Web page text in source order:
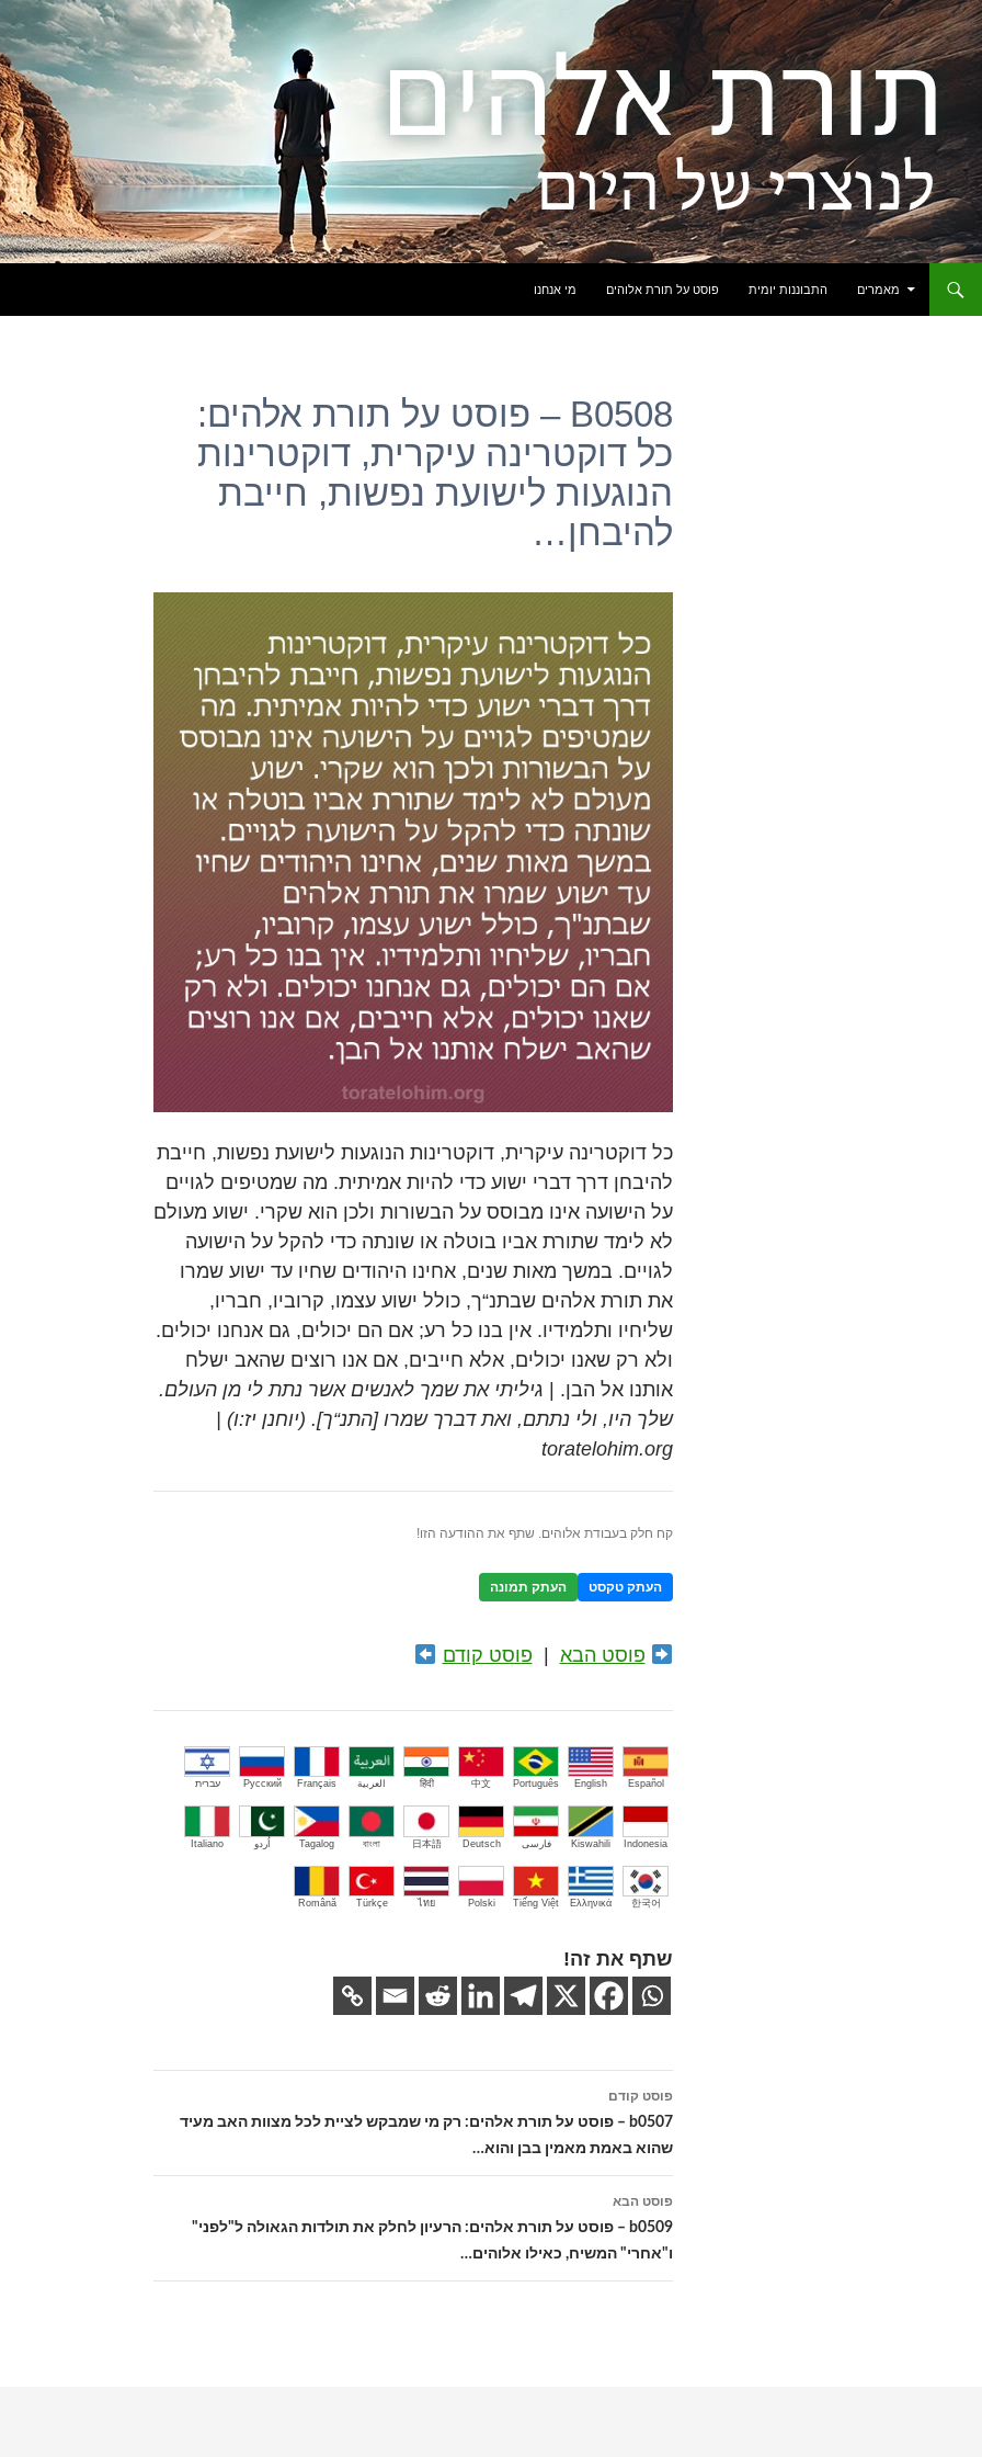
מאמרים
התבוננות יומית פוסט על תורת אלוהים מי אנחנו
B0508 – פוסט על תורת אלהים:
כל דוקטרינה עיקרית, דוקטרינות
הנוגעות לישועת נפשות, חייבת
להיבחן…
כל דוקטרינה עיקרית, דוקטרינות הנוגעות לישועת נפשות, חייבת
להיבחן דרך דברי ישוע כדי להיות אמיתית. מה שמטיפים לגויים
על הישועה אינו מבוסס על הבשורות ולכן הוא שקרי. ישוע מעולם
לא לימד שתורת אביו בוטלה או שונתה כדי להקל על הישועה
לגויים. במשך מאות שנים, אחינו היהודים שחיו עד ישוע שמרו
את תורת אלהים שבתנ“ך, כולל ישוע עצמו, קרוביו, חבריו,
שליחיו ותלמידיו. אין בנו כל רע; אם הם יכולים, גם אנחנו יכולים.
ולא רק שאנו יכולים, אלא חייבים, אם אנו רוצים שהאב ישלח
אותנו אל הבן. | גיליתי את שמך לאנשים אשר נתת לי מן העולם.
שלך היו, ולי נתתם, ואת דברך שמרו [התנ“ך]. (יוחנן יז:ו) |
toratelohim.org
קח חלק בעבודת אלוהים. שתף את ההודעה הזו!
העתק טקסט העתק תמונה
פוסט הבא פוסט קודם
Español
English
Português
中文
हिंदी العربية Français
Русский עברית
Indonesia
Kiswahili فارسی Deutsch
日本語
বাংলা
Tagalog اُردو Italiano
한국어
Ελληνικά
Tiếng Việt
Polski
ไทย
Türkçe
Română
שתף את זה!
ניווט
בפוסטים
פוסט קודם
b0507 – פוסט על תורת אלהים: רק מי שמבקש לציית לכל מצוות האב מעיד
שהוא באמת מאמין בבן והוא…
פוסט הבא
b0509 – פוסט על תורת אלהים: הרעיון לחלק את תולדות הגאולה ל"לפני"
ו"אחרי" המשיח, כאילו אלוהים…